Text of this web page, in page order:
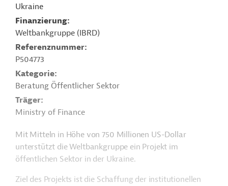
Ukraine
Finanzierung
Weltbankgruppe (IBRD)
Referenznummer
P504773
Kategorie
Beratung Öffentlicher Sektor
Träger
Ministry of Finance
Mit Mitteln in Höhe von 750 Millionen US-Dollar
unterstützt die Weltbankgruppe ein Projekt im
öffentlichen Sektor in der Ukraine.
Ziel des Projekts ist die Schaffung der institutionellen